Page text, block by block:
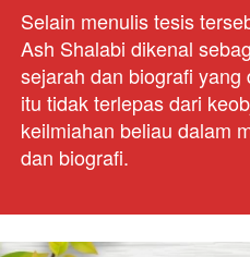
Selain menulis tesis
Ash Shalabi dikenal
sejarah dan biografi
itu tidak terlepas dari
keilmiahan beliau dalam
dan biografi.